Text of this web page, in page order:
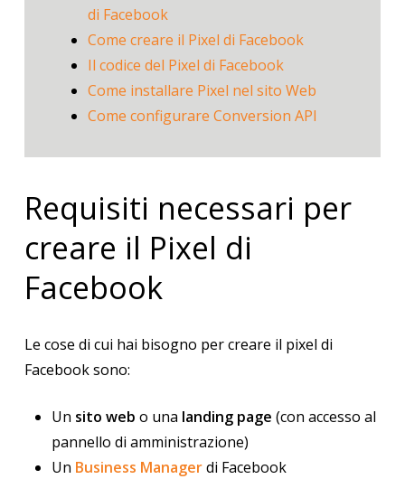
di Facebook
Come creare il Pixel di Facebook
Il codice del Pixel di Facebook
Come installare Pixel nel sito Web
Come configurare Conversion API
Requisiti necessari per
creare il Pixel di
Facebook
Le cose di cui hai bisogno per creare il pixel di
Facebook sono:
Un sito web o una landing page (con accesso al
pannello di amministrazione)
Un Business Managerdi Facebook